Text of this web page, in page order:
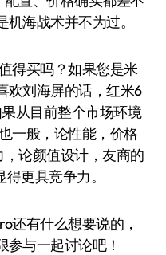
海战术并不为过。
得买吗？如果您是米
欢刘海屏的话，红米6
从目前整个市场环境
一般，论性能，价格
论颜值设计，友商的
更具竞争力。
还有什么想要说的，
与一起讨论吧！